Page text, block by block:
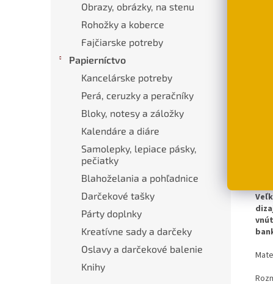
Obrazy, obrázky, na stenu
Rohožky a koberce
Fajčiarske potreby
Papierníctvo
Kancelárske potreby
Perá, ceruzky a peračníky
Bloky, notesy a záložky
Kalendáre a diáre
Samolepky, lepiace pásky,
pečiatky
Blahoželania a pohľadnice
Darčekové tašky
Párty doplnky
Kreatívne sady a darčeky
Oslavy a darčekové balenie
Knihy